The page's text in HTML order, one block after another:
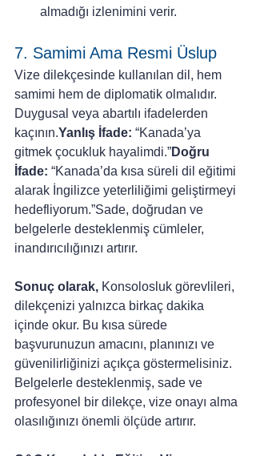
almadığı izlenimini verir.
7. Samimi Ama Resmi Üslup
Vize dilekçesinde kullanılan dil, hem
samimi hem de diplomatik olmalıdır.
Duygusal veya abartılı ifadelerden
kaçının.Yanlış İfade: “Kanada’ya
gitmek çocukluk hayalimdi.”Doğru
İfade: “Kanada’da kısa süreli dil eğitimi
alarak İngilizce yeterliliğimi geliştirmeyi
hedefliyorum.”Sade, doğrudan ve
belgelerle desteklenmiş cümleler,
inandırıcılığınızı artırır.
Sonuç olarak, Konsolosluk görevlileri,
dilekçenizi yalnızca birkaç dakika
içinde okur. Bu kısa sürede
başvurunuzun amacını, planınızı ve
güvenilirliğinizi açıkça göstermelisiniz.
Belgelerle desteklenmiş, sade ve
profesyonel bir dilekçe, vize onayı alma
olasılığınızı önemli ölçüde artırır.